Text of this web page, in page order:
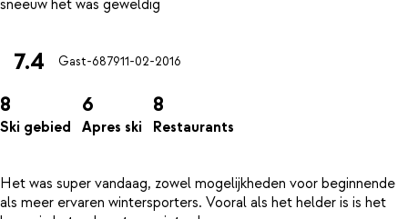
7.4 Gast-687911-02-2016
8
Ski gebied
6
Apres ski
8
Restaurants
Het was super vandaag, zowel mogelijkheden voor beginnende
als meer ervaren wintersporters. Vooral als het helder is is het